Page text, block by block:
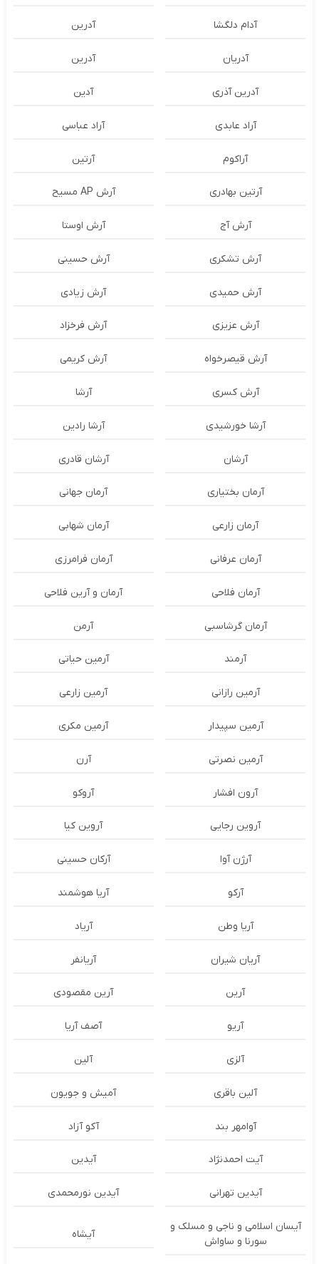
آدام دلگشا آدرين
آدریان آدرین
آدرین آذری آدین
آراد عابدی آراد عباسی
آراکوم آرتین
آرتین بهادری آرش AP مسیح
آرش آج آرش اوستا
آرش تشکری آرش حسینی
آرش حمیدی آرش زیادی
آرش عزیزی آرش فرخزاد
آرش قیصرخواه آرش کریمی
آرش کسری آرشا
آرشا خورشیدی آرشا رادین
آرشان آرشان قادری
آرمان بختیاری آرمان جهانی
آرمان زارعی آرمان شهابی
آرمان عرفانی آرمان فرامرزی
آرمان فلاحی آرمان و آرین فلاحی
آرمان گرشاسبی آرمن
آرمند آرمین حیاتی
آرمین رازانی آرمین زارعی
آرمین سپیدار آرمین مکری
آرمین نصرتی آرن
آرون افشار آروکو
آروین رجایی آروین کیا
آرژن آوا آرکان حسینی
آرکو آریا هوشمند
آریا وطن آریاد
آریان شیران آریانفر
آرین آرین مقصودی
آریو آصف آریا
آلزی آلین
آلین باقری آمیش و جویون
آوامهر بند آکو آزاد
آیت احمدنژاد آیدین
آیدین تهرانی آیدین نورمحمدی
آیسان اسلامی و ناجی و مسلک و
سورنا و ساواش
آیشاه